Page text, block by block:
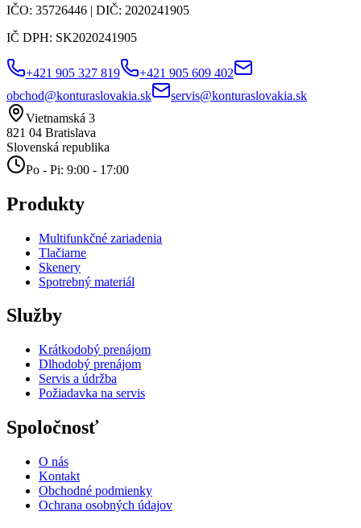
IČO: 35726446 | DIČ: 2020241905
IČ DPH: SK2020241905
+421 905 327 819
+421 905 609 402
obchod@konturaslovakia.sk
servis@konturaslovakia.sk
Vietnamská 3
821 04 Bratislava
Slovenská republika
Po - Pi: 9:00 - 17:00
Produkty
Multifunkčné zariadenia
Tlačiarne
Skenery
Spotrebný materiál
Služby
Krátkodobý prenájom
Dlhodobý prenájom
Servis a údržba
Požiadavka na servis
Spoločnosť
O nás
Kontakt
Obchodné podmienky
Ochrana osobných údajov